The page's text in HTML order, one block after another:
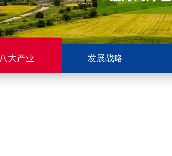
八大产业 发展战略